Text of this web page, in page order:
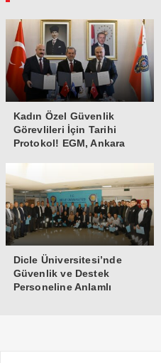
Kadın Özel Güvenlik
Görevlileri İçin Tarihi
Protokol! EGM, Ankara
Dicle Üniversitesi’nde
Güvenlik ve Destek
Personeline Anlamlı